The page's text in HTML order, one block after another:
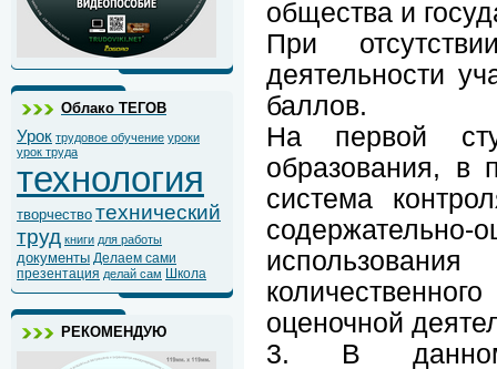
Облако ТЕГОВ
Урок трудовое обучение уроки
урок труда
технология
творчество технический
труд книги для работы
документы Делаем сами
презентация делай сам Школа
РЕКОМЕНДУЮ
общества и
При
деятельности
баллов.
На первой
образования, в
система
оценочной
3. В данном